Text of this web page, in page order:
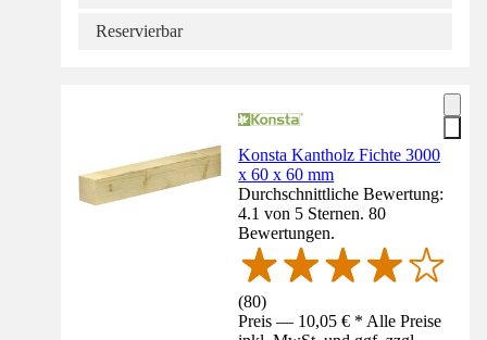
Reservierbar
Konsta Kantholz Fichte 3000
x 60 x 60 mm
Durchschnittliche Bewertung:
4.1 von 5 Sternen. 80
Bewertungen.
(80)
Preis — 10,05 € * Alle Preise